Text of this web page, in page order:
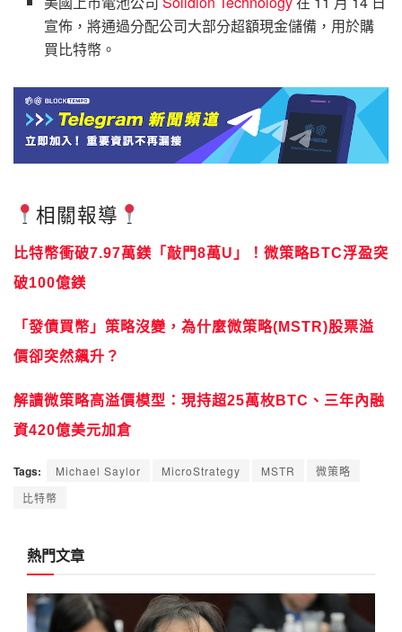
宣佈，將通過分配公司大部分超額現金儲備，用於購
買比特幣。
相關報導
比特幣衝破7.97萬鎂「敲門8萬U」！微策略BTC浮盈突
破100億鎂
「發債買幣」策略沒變，為什麼微策略(MSTR)股票溢
價卻突然飆升？
解讀微策略高溢價模型：現持超25萬枚BTC、三年內融
資420億美元加倉
Tags: Michael Saylor MicroStrategy MSTR
微策略
比特幣
熱門文章